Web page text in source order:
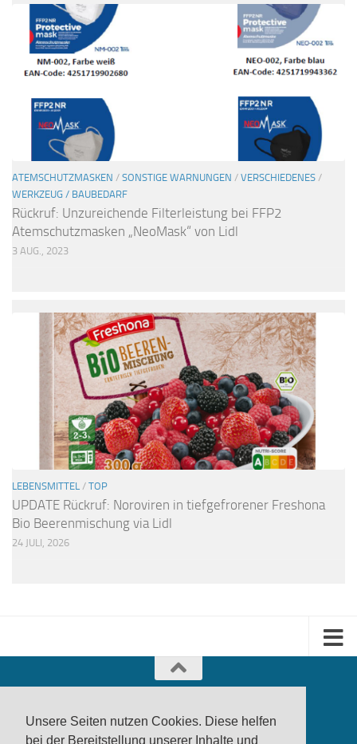
Unsere Seiten nutzen Cookies. Diese helfen
bei der Bereitstellung unserer Inhalte und
ATEMSCHUTZMASKEN / SONSTIGE WARNUNGEN / VERSCHIEDENES /
WERKZEUG / BAUBEDARF
Rückruf: Unzureichende Filterleistung bei FFP2
Atemschutzmasken „NeoMask“ von Lidl
3 AUG., 2023
LEBENSMITTEL / TOP
UPDATE Rückruf: Noroviren in tiefgefrorener Freshona
Bio Beerenmischung via Lidl
24 JULI, 2026